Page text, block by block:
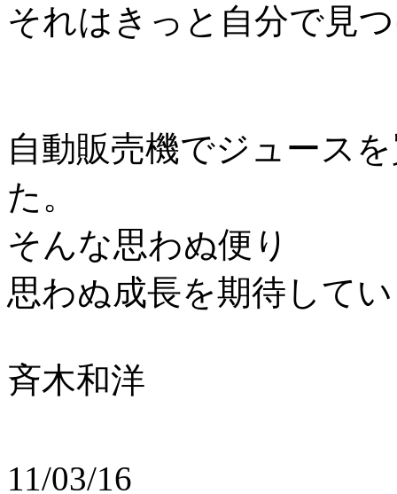
それはきっと自分で見
自動販売機でジュース
た。
そんな思わぬ便り
思わぬ成長を期待して
斉木和洋
11/03/16